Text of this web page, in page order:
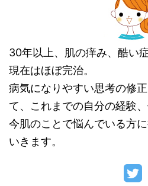
30年以上、肌の痒み、酷い
現在はほぼ完治。
病気になりやすい思考の修
て、これまでの自分の経験、
今肌のことで悩んでいる方
いきます。